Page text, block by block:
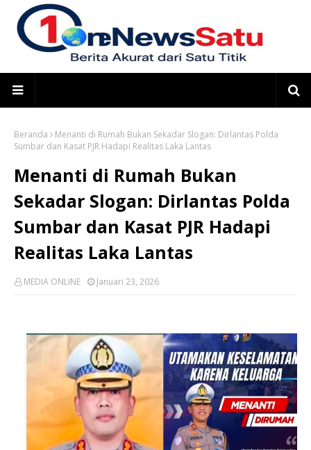
Beranda
Menanti di Rumah Bukan Sekadar Slogan: Dirlantas Polda
Sumbar dan Kasat PJR Hadapi Realitas Laka Lantas
Menanti di Rumah Bukan
Sekadar Slogan: Dirlantas Polda
Sumbar dan Kasat PJR Hadapi
Realitas Laka Lantas
MEDIA ONLINE Januari 23, 2026